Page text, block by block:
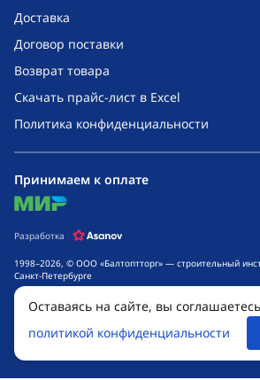
Доставка
Договор поставки
Возврат товара
Скачать прайс-лист в Excel
Политика конфиденциальности
1998–2026, © ООО «Балтоптторг» — строительный
Санкт-Петербурге
Обращаем ваше внимание на то, что данный
информационный характер и ни при каких условиях не
офертой, определяемой положениями ч. 2 ст. 437
Российской Федерации. Для получения подробной
товаров и сроках выполнения услуг, обращайтесь к
Принимаем к оплате
mir
Разработка
Оставаясь на сайте, вы
политикой конфиденциальности